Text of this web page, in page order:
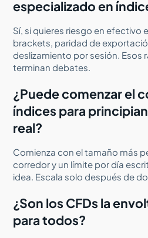
especializado en
Sí, si quieres riesgo en efectivo
brackets, paridad de
deslizamiento por sesión. Esos
terminan debates.
¿Puede comenzar el
índices para
real?
Comienza con el tamaño más
corredor y un límite por día
idea. Escala solo después de
¿Son los CFDs la
para todos?